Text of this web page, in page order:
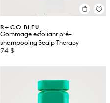
R+CO BLEU
Gommage exfoliant pré-
shampooing Scalp Therapy
74 $